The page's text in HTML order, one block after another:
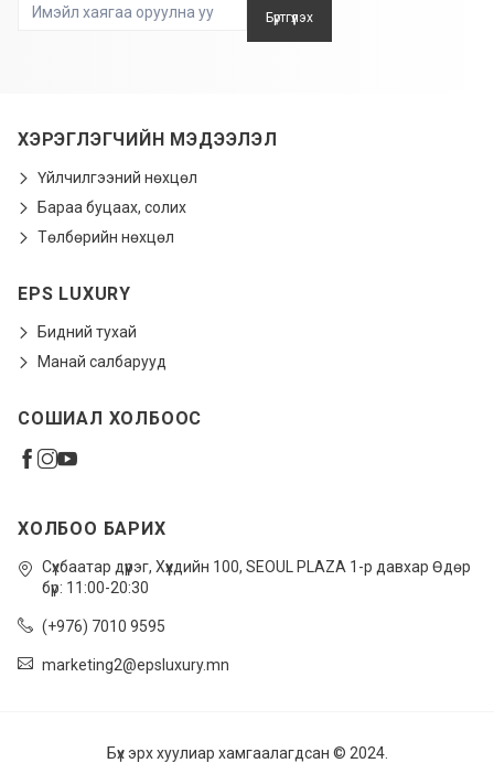
Бүртгүүлэх
ХЭРЭГЛЭГЧИЙН МЭДЭЭЛЭЛ
Үйлчилгээний нөхцөл
Бараа буцаах, солих
Төлбөрийн нөхцөл
EPS LUXURY
Бидний тухай
Манай салбарууд
СОШИАЛ ХОЛБООС
ХОЛБОО БАРИХ
Сүхбаатар дүүрэг, Xүүхдийн 100, SEOUL PLAZA 1-р давхар Өдөр
бүр: 11:00-20:30
(+976) 7010 9595
marketing2@epsluxury.mn
Бүх эрх хуулиар хамгаалагдсан © 2024.